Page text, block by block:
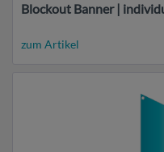
Blockout Banner |
zum Artikel